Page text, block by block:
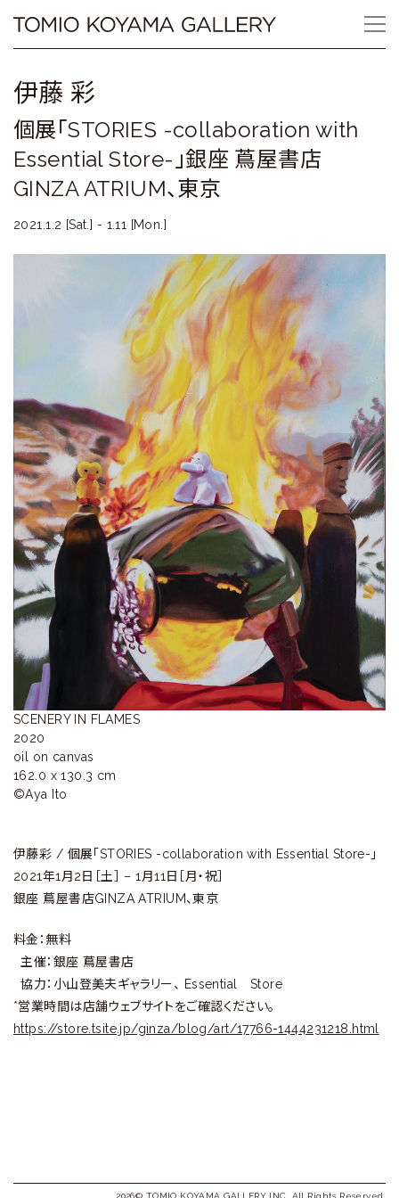
content
Tomio
Gallery
小
山
登
美
ャ
ラ
リ
ー
伊藤 彩
個展「STORIES -collaboration with
Essential Store-」銀座 蔦屋書店
GINZA ATRIUM、東京
2021.1.2 [Sat.] - 1.11 [Mon.]
SCENERY IN FLAMES
2020
oil on canvas
162.0 x 130.3 cm
©️Aya Ito
伊藤彩 / 個展「STORIES -collaboration with Essential Store-」
2021年1月2日［土］ – 1月11日［月・祝］
銀座 蔦屋書店GINZA ATRIUM、東京
料金：無料
主催：銀座 蔦屋書店
協力：小山登美夫ギャラリー、 Essential Store
*営業時間は店舗ウェブサイトをご確認ください。
https://store.tsite.jp/ginza/blog/art/17766-1444231218.html
2026© TOMIO KOYAMA GALLERY INC. All Rights Reserved.